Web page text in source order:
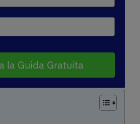
la Guida Gratuita